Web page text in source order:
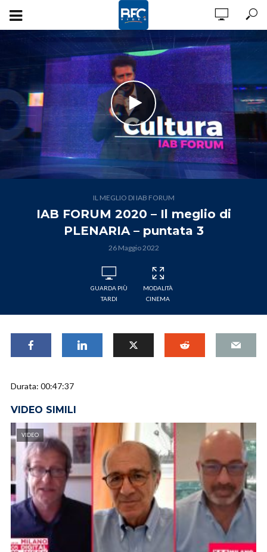
IL MEGLIO DI IAB FORUM
IAB FORUM 2020 – Il meglio di
PLENARIA – puntata 3
26 Maggio 2022
GUARDA PIÙ
TARDI
MODALITÀ
CINEMA
Durata: 00:47:37
VIDEO SIMILI
VIDEO